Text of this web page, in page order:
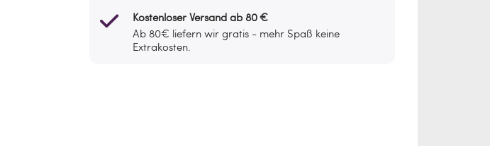
Kostenloser Versand ab 80 €
Ab 80€ liefern wir gratis - mehr Spaß keine
Extrakosten.